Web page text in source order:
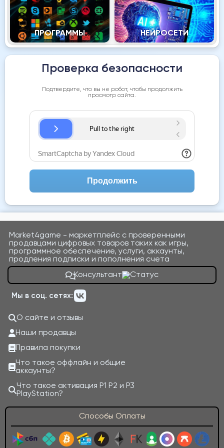
ПРОГРАММЫ НЕЙРОСЕТИ
Проверка безопасности
Подтвердите, что вы не робот, чтобы продолжить
просмотр сайта.
Продолжить
Market4game - маркетплейс с проверенными
продавцами цифровых товаров таких как игры,
программное обеспечение, услуги, аккаунты,
продления подписки и пополнения счета
Консультант
Мы в соц. сетях:
О сайте и отзывы
Наши продавцы
Правила покупки
Что такое оффлайн и общие
аккаунты?
Что такое активация P1 P2 и P3
PlayStation?
Способы Оплаты